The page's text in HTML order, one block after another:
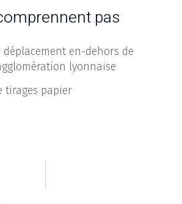
pas
déplacement en-dehors de
lyonnaise
tirages papier